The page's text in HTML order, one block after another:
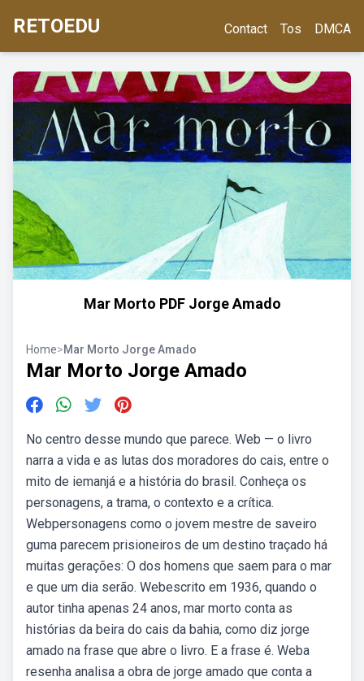
RETOEDU Contact Tos DMCA
Mar Morto PDF Jorge Amado
Home>Mar Morto Jorge Amado
Mar Morto Jorge Amado
No centro desse mundo que parece. Web — o livro
narra a vida e as lutas dos moradores do cais, entre o
mito de iemanjá e a história do brasil. Conheça os
personagens, a trama, o contexto e a crítica.
Webpersonagens como o jovem mestre de saveiro
guma parecem prisioneiros de um destino traçado há
muitas gerações: O dos homens que saem para o mar
e que um dia serão. Webescrito em 1936, quando o
autor tinha apenas 24 anos, mar morto conta as
histórias da beira do cais da bahia, como diz jorge
amado na frase que abre o livro. E a frase é. Weba
resenha analisa a obra de jorge amado que conta a